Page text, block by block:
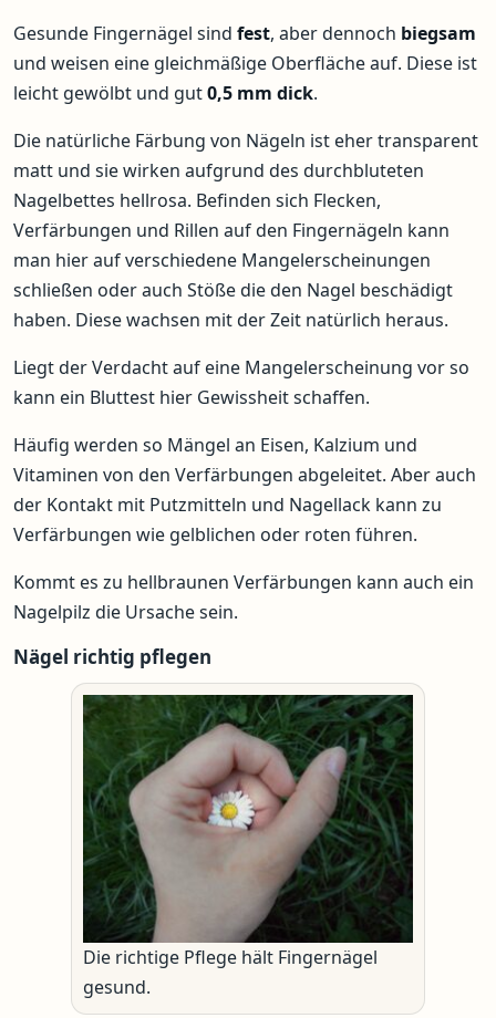
Gesunde Fingernägel sind fest, aber dennoch biegsam
und weisen eine gleichmäßige Oberfläche auf. Diese ist
leicht gewölbt und gut0,5 mm dick.
Die natürliche Färbung von Nägeln ist eher transparent
matt und sie wirken aufgrund des durchbluteten
Nagelbettes hellrosa. Befinden sich Flecken,
Verfärbungen und Rillen auf den Fingernägeln kann
man hier auf verschiedene Mangelerscheinungen
schließen oder auch Stöße die den Nagel beschädigt
haben. Diese wachsen mit der Zeit natürlich heraus.
Liegt der Verdacht auf eine Mangelerscheinung vor so
kann ein Bluttest hier Gewissheit schaffen.
Häufig werden so Mängel an Eisen, Kalzium und
Vitaminen von den Verfärbungen abgeleitet. Aber auch
der Kontakt mit Putzmitteln und Nagellack kann zu
Verfärbungen wie gelblichen oder roten führen.
Kommt es zu hellbraunen Verfärbungen kann auch ein
Nagelpilz die Ursache sein.
Nägel richtig pflegen
Die richtige Pflege hält Fingernägel
gesund.